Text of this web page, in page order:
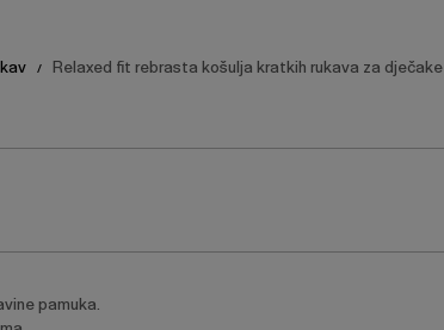
/ Relaxed fit rebrasta košulja kratkih rukava za dječake
pamuka.